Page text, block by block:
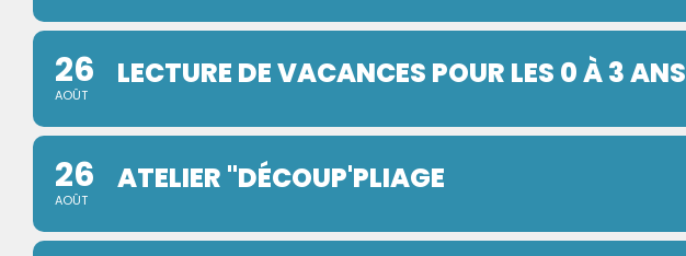
26
AOÛT
LECTURE DE VACANCES POUR LES 0 À 3 ANS
26
AOÛT
ATELIER "DÉCOUP'PLIAGE